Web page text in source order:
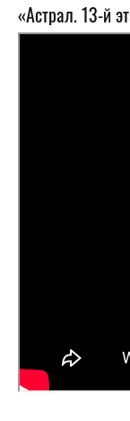
«Астрал. 13-й